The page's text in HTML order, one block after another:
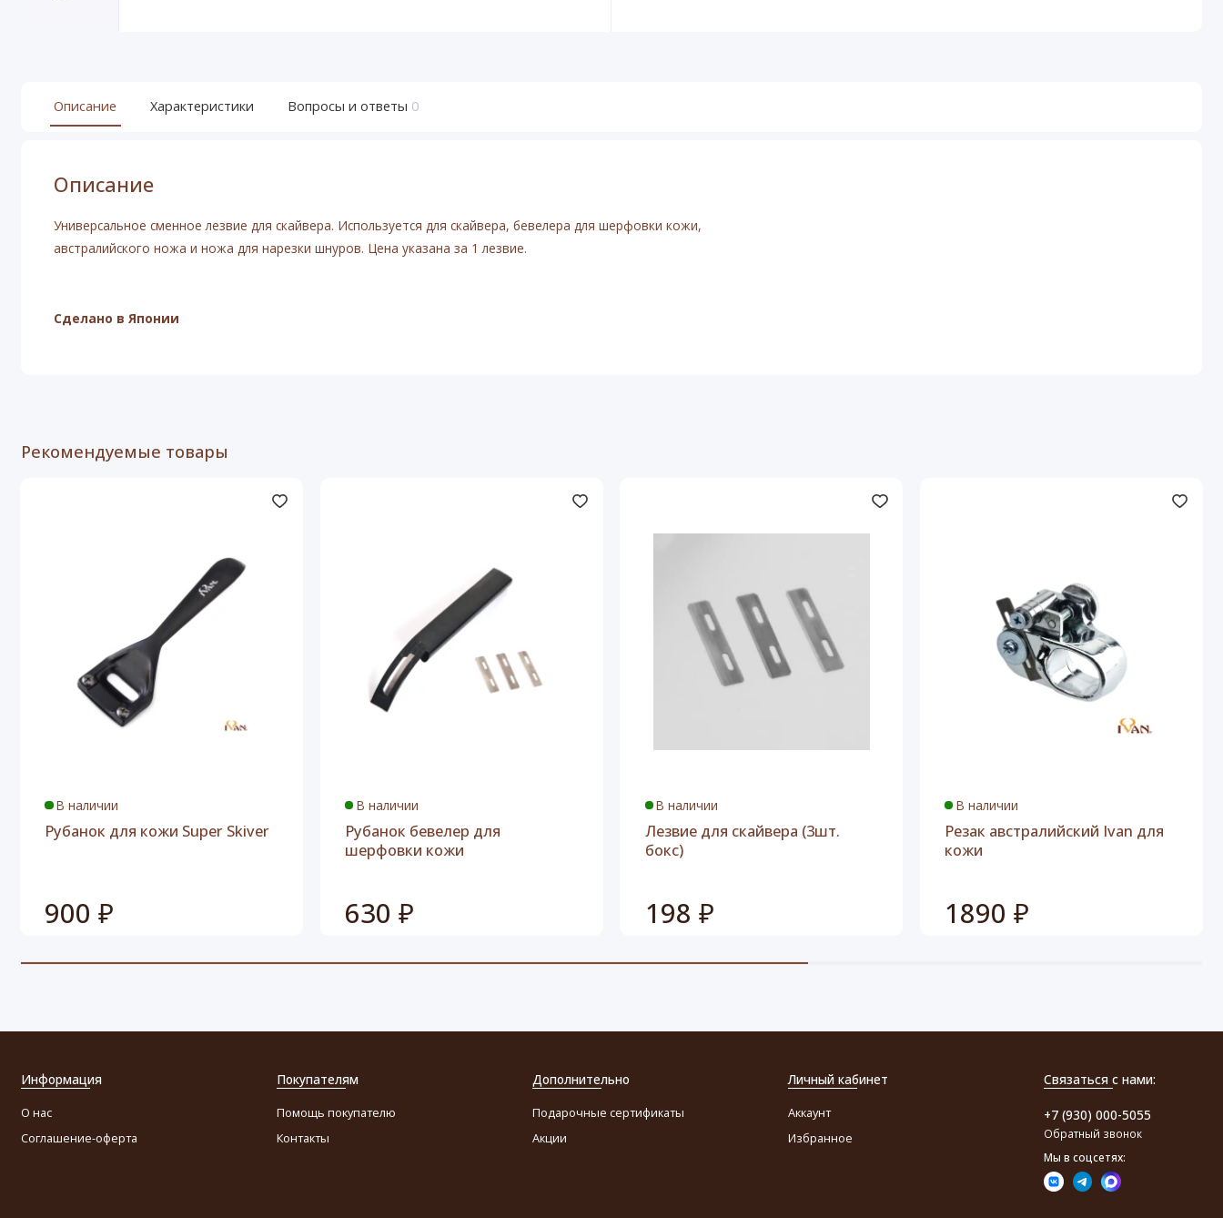
Описание Характеристики Вопросы и ответы 0
Описание
Универсальное сменное лезвие для скайвера. Используется для скайвера, бевелера для шерфовки кожи,
австралийского ножа и ножа для нарезки шнуров. Цена указана за 1 лезвие.
Сделано в Японии
Рекомендуемые товары
В наличии
Рубанок для кожи Super Skiver
900 ₽
В наличии
Рубанок бевелер для
шерфовки кожи
630 ₽
В наличии
Лезвие для скайвера (3шт.
бокс)
198 ₽
В наличии
Резак австралийский Ivan для
кожи
1890 ₽
Информация
О нас
Соглашение-оферта
Покупателям
Помощь покупателю
Контакты
Дополнительно
Подарочные сертификаты
Акции
Личный кабинет
Аккаунт
Избранное
Связаться с нами:
+7 (930) 000-5055
Обратный звонок
Мы в соцсетях: